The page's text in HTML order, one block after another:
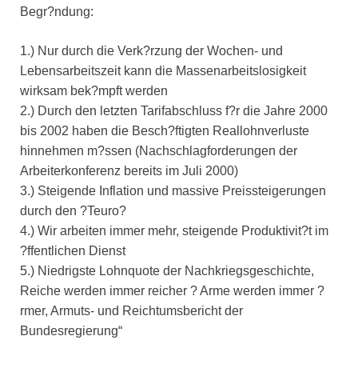
Begr?ndung:
1.) Nur durch die Verk?rzung der Wochen- und
Lebensarbeitszeit kann die Massenarbeitslosigkeit
wirksam bek?mpft werden
2.) Durch den letzten Tarifabschluss f?r die Jahre 2000
bis 2002 haben die Besch?ftigten Reallohnverluste
hinnehmen m?ssen (Nachschlagforderungen der
Arbeiterkonferenz bereits im Juli 2000)
3.) Steigende Inflation und massive Preissteigerungen
durch den ?Teuro?
4.) Wir arbeiten immer mehr, steigende Produktivit?t im
?ffentlichen Dienst
5.) Niedrigste Lohnquote der Nachkriegsgeschichte,
Reiche werden immer reicher ? Arme werden immer ?
rmer, Armuts- und Reichtumsbericht der
Bundesregierung“